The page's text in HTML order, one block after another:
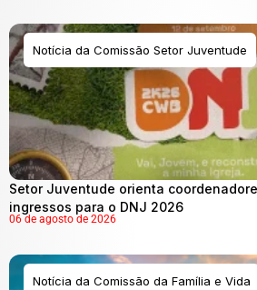
Notícia da Comissão Setor Juventude
Setor Juventude orienta
ingressos para o DNJ 2026
06 de agosto de 2026
Notícia da Comissão da Família e Vida